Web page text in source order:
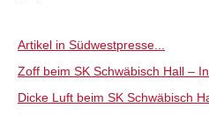
Artikel in Südwestpresse...
Zoff beim SK Schwäbisch Hall –
Dicke Luft beim SK Schwäbisch